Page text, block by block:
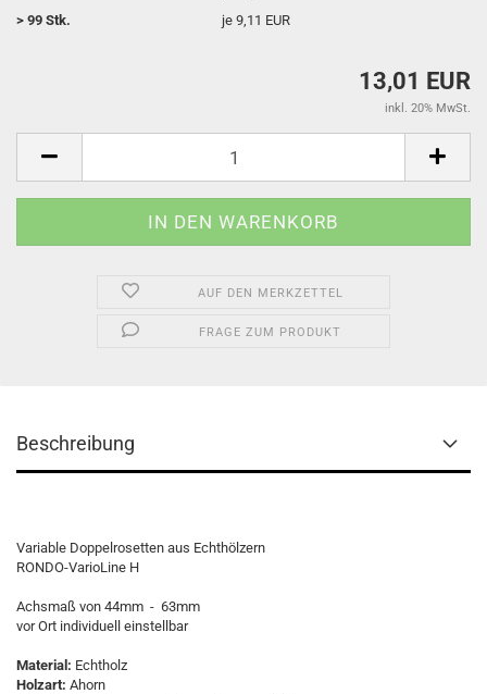
> 99 Stk.
je 9,11 EUR
13,01 EUR
inkl. 20% MwSt.
AUF DEN MERKZETTEL
FRAGE ZUM PRODUKT
Beschreibung
Variable Doppelrosetten aus Echthölzern
RONDO-VarioLine H
Achsmaß von 44mm - 63mm
vor Ort individuell einstellbar
Material: Echtholz
Holzart: Ahorn